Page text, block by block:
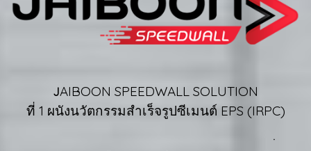
JAIBOON SPEEDWALL SOLUTION
ที่ 1 ผนังนวัตกรรมสำเร็จรูปซีเมนต์ EPS (IRPC)
ㆍ